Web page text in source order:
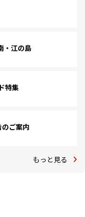
・江の島
特集
のご案内
もっと見る